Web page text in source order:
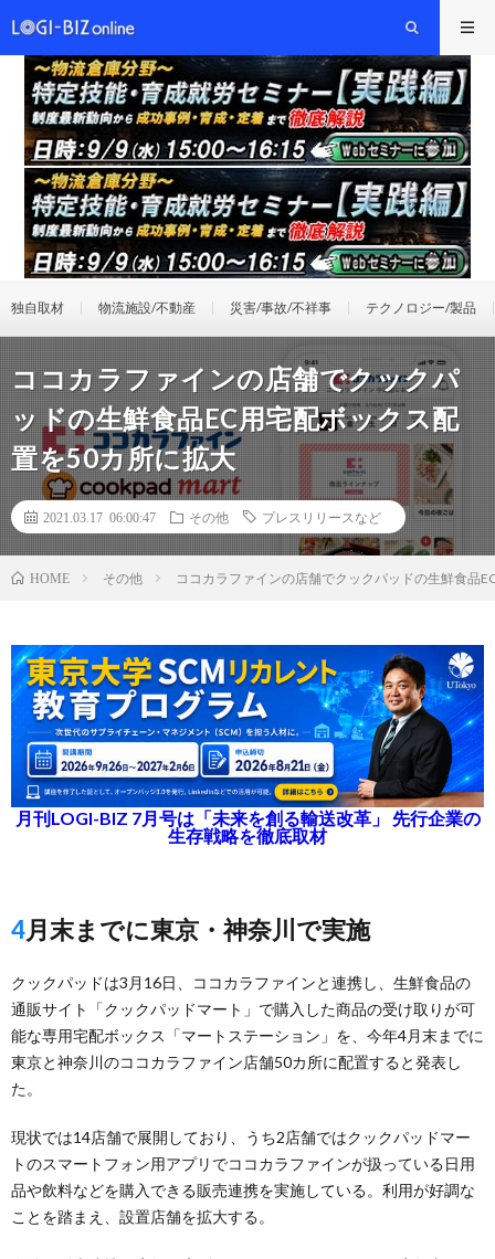
独自取材 物流施設/不動産 災害/事故/不祥事 テクノロジー/製品
ココカラファインの店舗でクックパ
ッドの生鮮食品EC用宅配ボックス配
置を50カ所に拡大
2021.03.17 06:00:47 その他 プレスリリースなど
HOME その他 ココカラファインの店舗でクックパッドの生鮮食品
月刊LOGI-BIZ 7月号は「未来を創る輸送改革」 先行企業の
生存戦略を徹底取材
4月末までに東京・神奈川で実施
クックパッドは3月16日、ココカラファインと連携し、生鮮食品の
通販サイト「クックパッドマート」で購入した商品の受け取りが可
能な専用宅配ボックス「マートステーション」を、今年4月末までに
東京と神奈川のココカラファイン店舗50カ所に配置すると発表し
た。
現状では14店舗で展開しており、うち2店舗ではクックパッドマー
トのスマートフォン用アプリでココカラファインが扱っている日用
品や飲料などを購入できる販売連携を実施している。利用が好調な
ことを踏まえ、設置店舗を拡大する。